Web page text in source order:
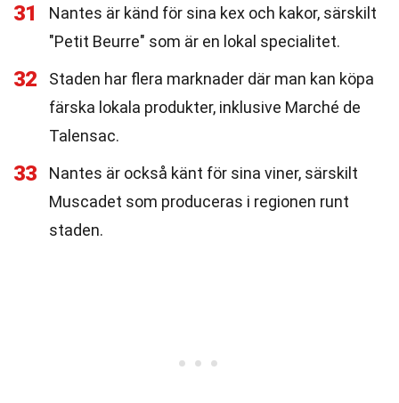
31
Nantes är känd för sina kex och kakor, särskilt
"Petit Beurre" som är en lokal specialitet.
32
Staden har flera marknader där man kan köpa
färska lokala produkter, inklusive Marché de
Talensac.
33
Nantes är också känt för sina viner, särskilt
Muscadet som produceras i regionen runt
staden.